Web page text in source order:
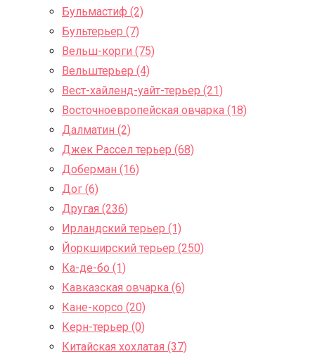
Бульмастиф (2)
Бультерьер (7)
Вельш-корги (75)
Вельштерьер (4)
Вест-хайленд-уайт-терьер (21)
Восточноевропейская овчарка (18)
Далматин (2)
Джек Рассел терьер (68)
Доберман (16)
Дог (6)
Другая (236)
Ирландский терьер (1)
Йоркширский терьер (250)
Ка-де-бо (1)
Кавказская овчарка (6)
Кане-корсо (20)
Керн-терьер (0)
Китайская хохлатая (37)